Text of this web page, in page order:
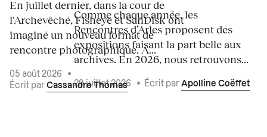
En juillet dernier, dans la cour de
l'Archevêché, Fisheye et SanDisk ont
imaginé un nouveau format de
rencontre photographique. À...
05 août 2026
•
Écrit par Cassandre Thomas
Comme chaque année, les
Rencontres d’Arles proposent des
expositions faisant la part belle aux
archives. En 2026, nous retrouvons...
29 juillet 2026 • Écrit par Apolline Coëffet